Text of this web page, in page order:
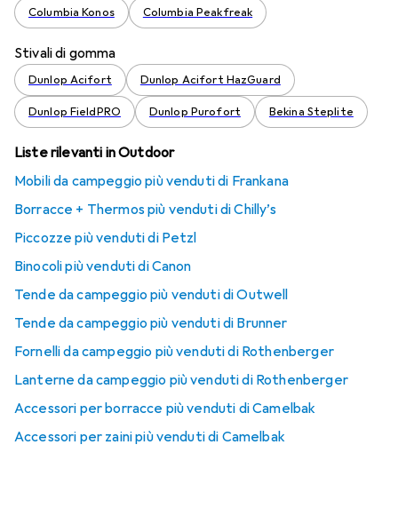
Columbia Konos Columbia Peakfreak
Stivali di gomma
Dunlop Acifort Dunlop Acifort HazGuard
Dunlop FieldPRO Dunlop Purofort Bekina Steplite
Liste rilevanti in Outdoor
Mobili da campeggio più venduti di Frankana
Borracce + Thermos più venduti di Chilly’s
Piccozze più venduti di Petzl
Binocoli più venduti di Canon
Tende da campeggio più venduti di Outwell
Tende da campeggio più venduti di Brunner
Fornelli da campeggio più venduti di Rothenberger
Lanterne da campeggio più venduti di Rothenberger
Accessori per borracce più venduti di Camelbak
Accessori per zaini più venduti di Camelbak